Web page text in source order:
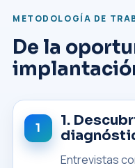
METODOLOGÍA DE
De la
1.
Entrevistas